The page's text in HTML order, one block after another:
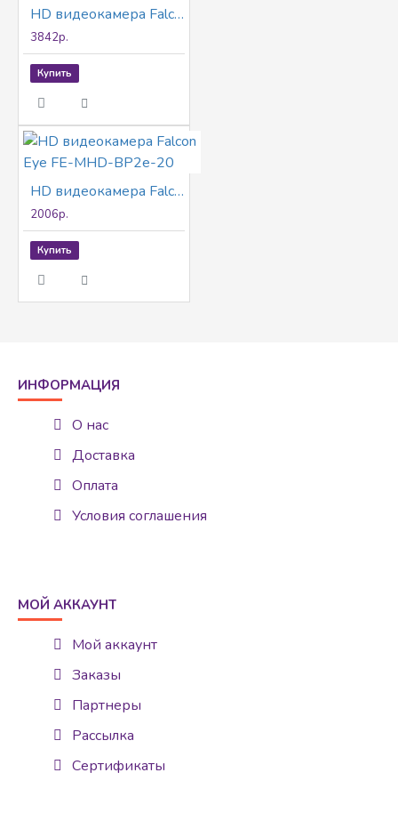
HD видеокамера Falcon Eye FE-MHD-B5-25
3842р.
Купить
HD видеокамера Falcon Eye FE-MHD-BP2e-20
2006р.
Купить
ИНФОРМАЦИЯ
О нас
Доставка
Оплата
Условия соглашения
МОЙ АККАУНТ
Мой аккаунт
Заказы
Партнеры
Рассылка
Сертификаты